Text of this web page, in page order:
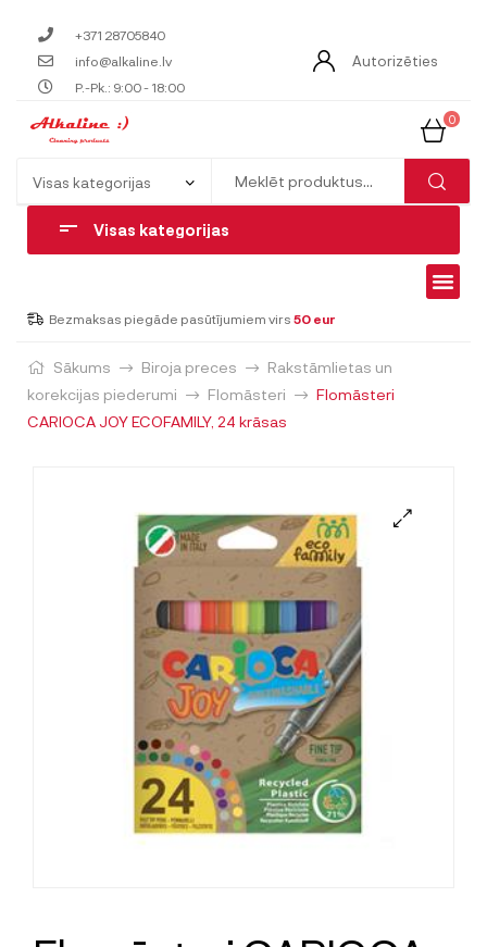
+371 28705840
info@alkaline.lv
P.-Pk.: 9:00 - 18:00
Autorizēties
0
Visas kategorijas
Bezmaksas piegāde pasūtījumiem virs 50 eur
Sākums Biroja preces
Rakstāmlietas un
korekcijas piederumi
Flomāsteri
Flomāsteri
CARIOCA JOY ECOFAMILY, 24 krāsas